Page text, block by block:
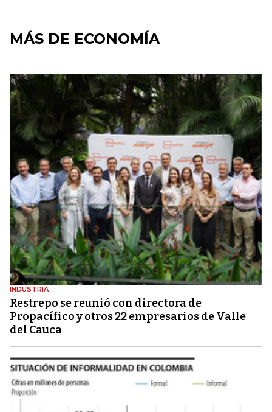
MÁS DE ECONOMÍA
INDUSTRIA
Restrepo se reunió con directora de
Propacífico y otros 22 empresarios de Valle
del Cauca